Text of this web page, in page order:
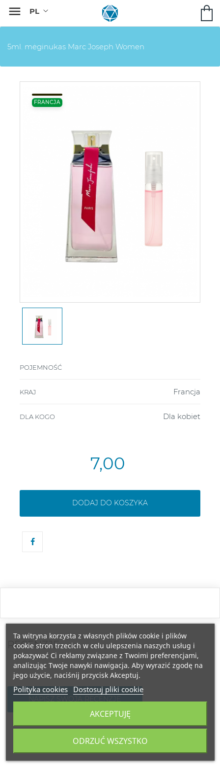

5ml. mėginukas Marc Joseph Women
FRANCJA
POJEMNOŚĆ
KRAJ Francja
DLA KOGO Dla kobiet
7,00
DODAJ DO KOSZYKA
RECENZJE
NAPISZ SWOJĄ RECENZJĘ
Ta witryna korzysta z własnych plików cookie i plików
cookie stron trzecich w celu ulepszenia naszych usług i
pokazywać Ci reklamy związane z Twoimi preferencjami,
analizując Twoje nawyki nawigacja. Aby wyrazić zgodę na
jego użycie, naciśnij przycisk Akceptuj.
Polityka cookies Dostosuj pliki cookie
ODRZUĆ WSZYSTKO
AKCEPTUJĘ